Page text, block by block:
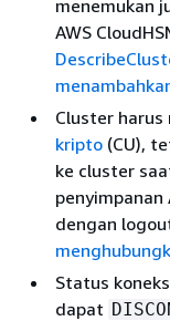
menemukan
AWS
Cluster harus
kripto (CU),
ke cluster
penyimpanan
dengan
Status
dapat